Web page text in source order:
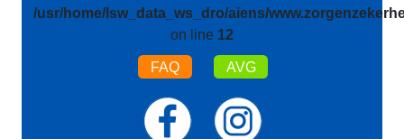
/usr/home/lsw_data_ws_dro/aiens/
on line 12
FAQ AVG